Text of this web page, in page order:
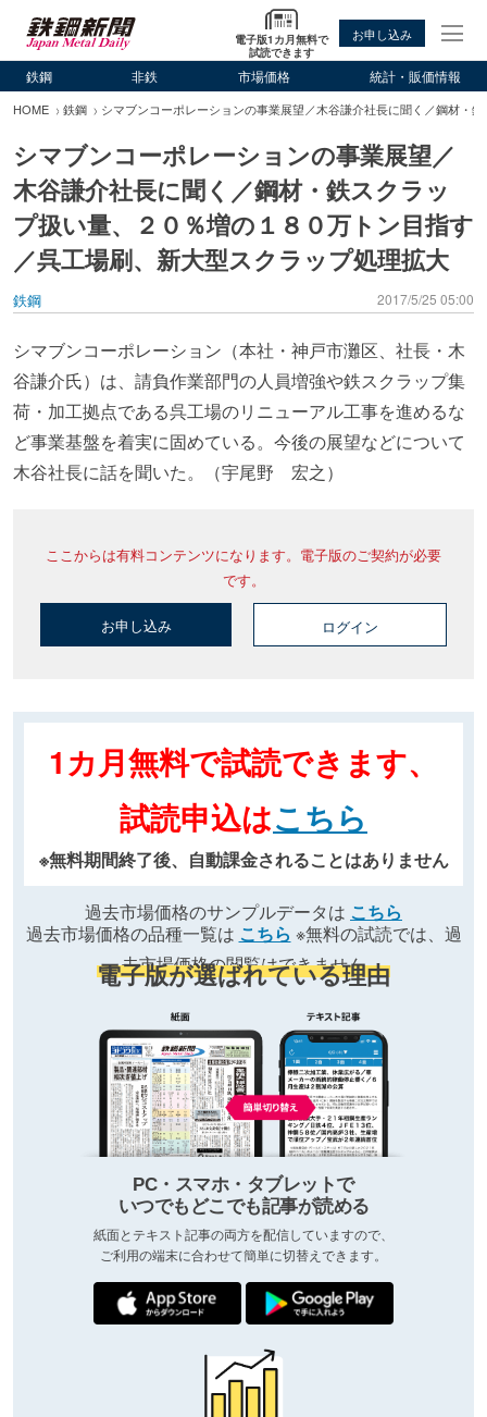
電子版1カ月無料で
試読できます
お申し込み
鉄鋼 非鉄 市場価格 統計・販価情報
HOME 鉄鋼 シマブンコーポレーションの事業展望／木谷謙介社長に聞く／鋼材・
シマブンコーポレーションの事業展望／
木谷謙介社長に聞く／鋼材・鉄スクラッ
プ扱い量、２０％増の１８０万トン目指す
／呉工場刷、新大型スクラップ処理拡大
鉄鋼 2017/5/25 05:00
シマブンコーポレーション（本社・神戸市灘区、社長・木
谷謙介氏）は、請負作業部門の人員増強や鉄スクラップ集
荷・加工拠点である呉工場のリニューアル工事を進めるな
ど事業基盤を着実に固めている。今後の展望などについて
木谷社長に話を聞いた。（宇尾野 宏之）
ここからは有料コンテンツになります。電子版のご契約が必要
です。
お申し込み ログイン
1カ月無料で試読できます、
試読申込はこちら
※無料期間終了後、自動課金されることはありません
過去市場価格のサンプルデータは こちら
過去市場価格の品種一覧は こちら ※無料の試読では、過
去市場価格の閲覧はできません
電子版が選ばれている理由
PC・スマホ・タブレットで
いつでもどこでも記事が読める
紙面とテキスト記事の両方を配信していますので、
ご利用の端末に合わせて簡単に切替えできます。